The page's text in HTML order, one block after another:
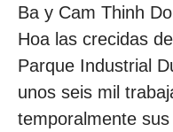
Ba y Cam Thinh
Hoa las crecidas
Parque Industrial
unos seis mil
temporalmente sus